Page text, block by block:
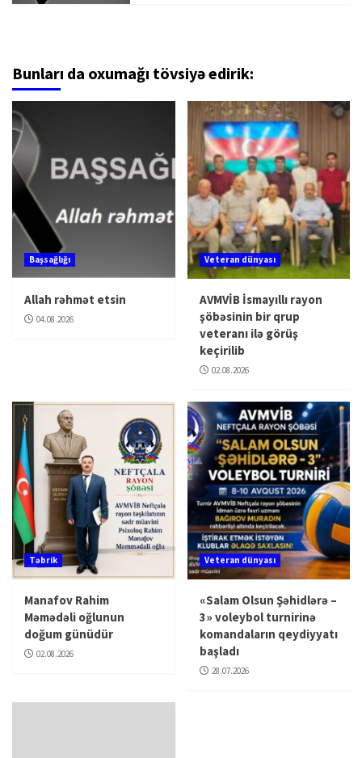
Bunları da oxumağı tövsiyə edirik:
Başsağlığı
Allah rəhmət etsin
04.08.2026
Veteran dünyası
AVMVİB İsmayıllı rayon
şöbəsinin bir qrup
veteranı ilə görüş
keçirilib
02.08.2026
Təbrik
Manafov Rahim
Məmədəli oğlunun
doğum günüdür
02.08.2026
Veteran dünyası
«Salam Olsun Şəhidlərə –
3» voleybol turnirinə
komandaların qeydiyyatı
başladı
28.07.2026